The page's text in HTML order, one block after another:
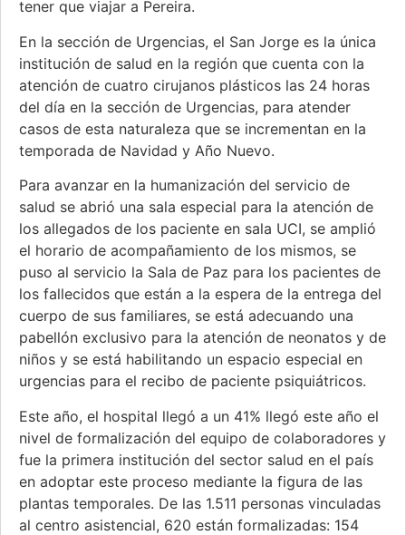
tener que viajar a Pereira.
En la sección de Urgencias, el San Jorge es la única
institución de salud en la región que cuenta con la
atención de cuatro cirujanos plásticos las 24 horas
del día en la sección de Urgencias, para atender
casos de esta naturaleza que se incrementan en la
temporada de Navidad y Año Nuevo.
Para avanzar en la humanización del servicio de
salud se abrió una sala especial para la atención de
los allegados de los paciente en sala UCI, se amplió
el horario de acompañamiento de los mismos, se
puso al servicio la Sala de Paz para los pacientes de
los fallecidos que están a la espera de la entrega del
cuerpo de sus familiares, se está adecuando una
pabellón exclusivo para la atención de neonatos y de
niños y se está habilitando un espacio especial en
urgencias para el recibo de paciente psiquiátricos.
Este año, el hospital llegó a un 41% llegó este año el
nivel de formalización del equipo de colaboradores y
fue la primera institución del sector salud en el país
en adoptar este proceso mediante la figura de las
plantas temporales. De las 1.511 personas vinculadas
al centro asistencial, 620 están formalizadas: 154